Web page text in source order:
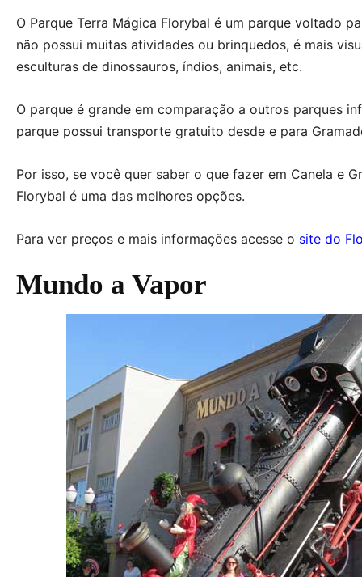
O Parque Terra Mágica Florybal é um parque voltado
não possui muitas atividades ou brinquedos, é mais
esculturas de dinossauros, índios, animais, etc.
O parque é grande em comparação a outros parques
parque possui transporte gratuito desde e para
Por isso, se você quer saber o que fazer em Canela e
Florybal é uma das melhores opções.
Para ver preços e mais informações acesse o site do
Mundo a Vapor